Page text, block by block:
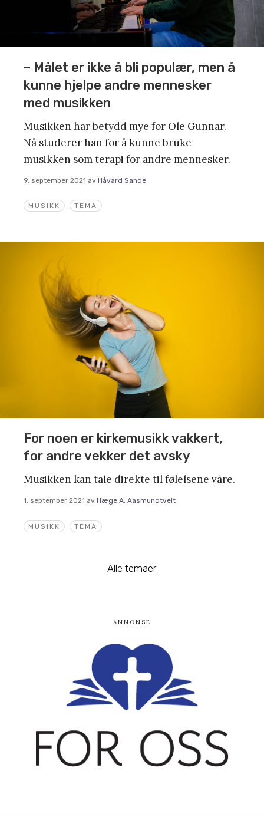
MUSIKK TEMA
– Målet er ikke å bli populær, men å
kunne hjelpe andre mennesker
med musikken
Musikken har betydd mye for Ole Gunnar.
Nå studerer han for å kunne bruke
musikken som terapi for andre mennesker.
9. september 2021 av Håvard Sande
MUSIKK TEMA
For noen er kirkemusikk vakkert,
for andre vekker det avsky
Musikken kan tale direkte til følelsene våre.
1. september 2021 av Hæge A. Aasmundtveit
Alle temaer